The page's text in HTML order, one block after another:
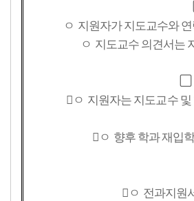
ㅇ 지원자가 지도교수와
ㅇ 지도교수 의견서는
ㅇ 지원자는 지도교수
ㅇ 향후 학과 재입
ㅇ 전과지원